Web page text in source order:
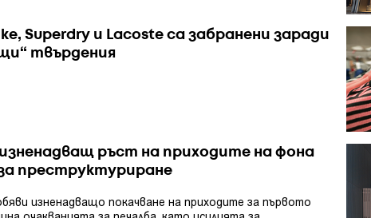
Superdry и Lacoste са забранени заради
твърдения
ръст на приходите на фона
преструктуриране
изненадващо покачване на приходите за първото